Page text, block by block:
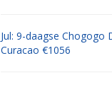
Jul: 9-daagse Chogogo
Curacao €1056